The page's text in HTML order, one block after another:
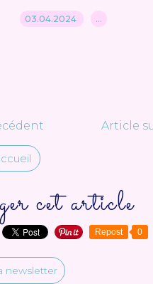
03.04.2024 …
Article
cet article
Repost 0
newsletter